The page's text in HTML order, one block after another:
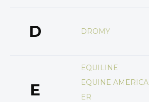
D DROMY
E
EQUILINE
EQUINE AMERICA
ER